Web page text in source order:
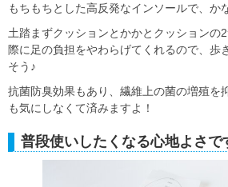
もちもちとした高反発なインソールで、か
土踏まずクッションとかかとクッションの
際に足の負担をやわらげてくれるので、歩
そう♪
抗菌防臭効果もあり、繊維上の菌の増殖を
も気にしなくて済みますよ！
普段使いしたくなる心地よさ